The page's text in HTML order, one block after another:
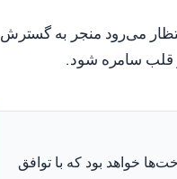
می‌رود منجر به گسترش
قلب سامره شود.
توجه زیرساخت‌ها خواهد بود که با توافق